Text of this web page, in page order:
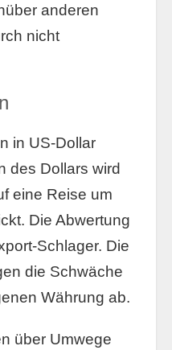
anderen
nicht
in US-Dollar
des Dollars wird
eine Reise um
Die Abwertung
Schlager. Die
die Schwäche
Währung ab.
über Umwege